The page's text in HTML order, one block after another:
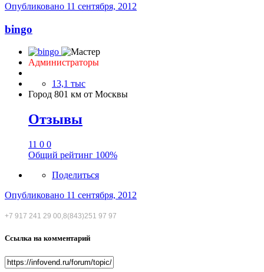
Опубликовано 11 сентября, 2012
bingo
Администраторы
13,1 тыс
Город 801 км от Москвы
Отзывы
11 0 0
Общий рейтинг 100%
Поделиться
Опубликовано 11 сентября, 2012
+7 917 241 29 00,8(843)251 97 97
Ссылка на комментарий